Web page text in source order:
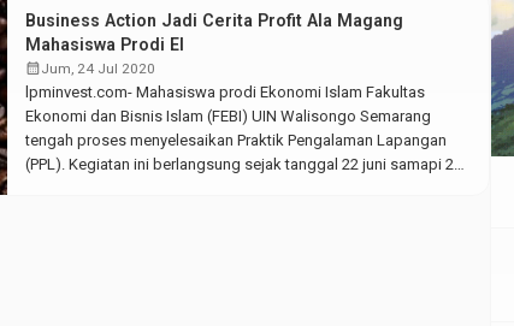
Business Action Jadi Cerita Profit Ala Magang
Mahasiswa Prodi EI
calendar_monthJum, 24 Jul 2020
lpminvest.com- Mahasiswa prodi Ekonomi Islam Fakultas
Ekonomi dan Bisnis Islam (FEBI) UIN Walisongo Semarang
tengah proses menyelesaikan Praktik Pengalaman Lapangan
(PPL). Kegiatan ini berlangsung sejak tanggal 22 juni samapi 21